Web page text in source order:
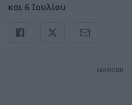
και 6 Ιουλίου